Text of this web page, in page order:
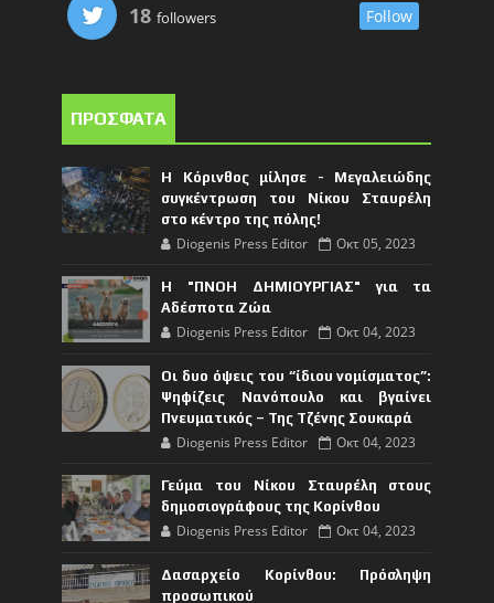
18 followers Follow
ΠΡΟΣΦΑΤΑ
Η Κόρινθος μίλησε - Μεγαλειώδης
συγκέντρωση του Νίκου Σταυρέλη
στο κέντρο της πόλης!
Diogenis Press Editor Οκτ 05, 2023
Η "ΠΝΟΗ ΔΗΜΙΟΥΡΓΙΑΣ" για τα
Αδέσποτα Ζώα
Diogenis Press Editor Οκτ 04, 2023
Οι δυο όψεις του “ίδιου νομίσματος”:
Ψηφίζεις Νανόπουλο και βγαίνει
Πνευματικός – Της Τζένης Σουκαρά
Diogenis Press Editor Οκτ 04, 2023
Γεύμα του Νίκου Σταυρέλη στους
δημοσιογράφους της Κορίνθου
Diogenis Press Editor Οκτ 04, 2023
Δασαρχείο Κορίνθου: Πρόσληψη
προσωπικού